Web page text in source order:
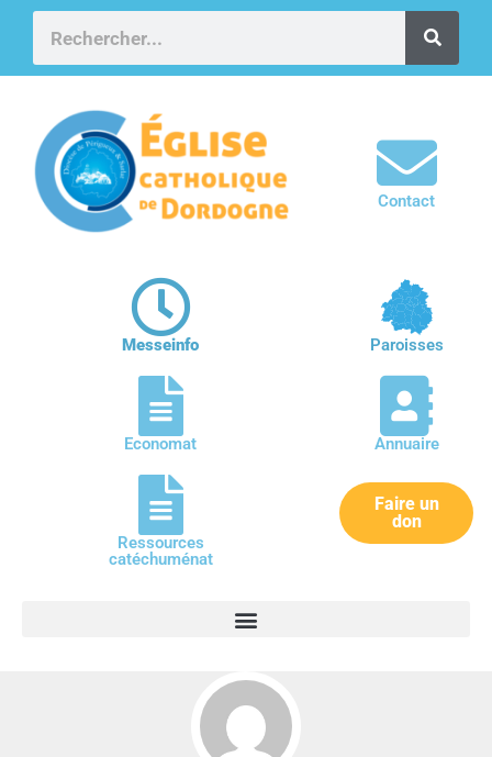
Contact
Messeinfo Paroisses
Economat Annuaire
Ressources
catéchuménat
Faire un
don